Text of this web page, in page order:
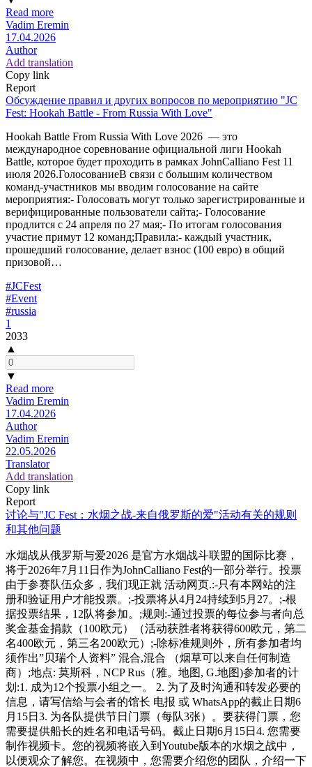
Read more
Vadim Eremin
17.04.2026
Author
Add translation
Copy link
Report
Обсуждение правил и других вопросов по мероприятию "JC
Fest: Hookah Battle - From Russia With Love"
Hookah Battle From Russia With Love 2026 — это
международное соревнование официальной лиги Hookah
Battle, которое будет проходить в рамках JohnCalliano Fest 11
июля 2026.ГолосованиеВ связи с большим количеством
команд-участников мы вводим голосование на сайте
мероприятия:- Голосовать могут только зарегистрированные и
верифицированные пользователи сайта;- Голосование
продлится с 24 апреля по 27 мая;- По итогам голосования
участие примут 12 команд;Правила:- каждый участник,
прошедший голосование, делает взнос (100 евро) в общий
призовой…
#JCFest
#Event
#russia
1
2033
▲
▼
Read more
Vadim Eremin
17.04.2026
Author
Vadim Eremin
22.05.2026
Translator
Add translation
Copy link
Report
讨论与"JC Fest：水烟之战-来自俄罗斯的爱"活动有关的规则
和其他问题
水烟战从俄罗斯与爱2026 是官方水烟战斗联盟的国际比赛，
将于2026年7月11日作为JohnCalliano Fest的一部分举行。投票
由于参赛队伍众多，我们现正就 活动网页.:-只有本网站的注
册和验证用户才能投票。;-投票将从4月24持续到5月27。;-根
据投票结果，12队将参加。;规则:-通过投票的每位参与者向总
奖金基金捐款（100欧元）（活动获胜者将获得600欧元，第二
名400欧元，第三名200欧元）;-除标准规则外，所有参加者均
须作出”贝瑞个人资料” 混合,混合 （烟草可以来自任何制造
商）;地点: 莫斯科，NCP Rus（雅。地图, G.地图)参加者的计
划:1. 成为12个投票小组之一。 2. 为了及时沟通和转发必要的
信息，请写信给与会者的馆长 电报 或 WhatsApp的截止日期6
月15日3. 为各队提供节日门票（每队3张）。要获得门票，您
需要提供船长的姓名和电话号码。截止日期6月15日4. 您需要
制作视频卡。您的视频将嵌入到Youtube版本的水烟之战中，
以便观众了解您。在视频中，您需要介绍您的团队，介绍一下